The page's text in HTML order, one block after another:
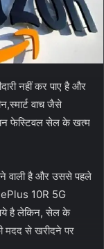
नहीं कर पाए है और
वाच जैसे
फेस्टिवल सेल के खत्म
वाली है और उससे पहले
10R 5G
है लेकिन, सेल के
मदद से खरीदने पर